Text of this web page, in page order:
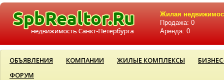
Жилая
Продажа: 0
Аренда: 0
ОБЪЯВЛЕНИЯ КОМПАНИИ ЖИЛЫЕ КОМПЛЕКСЫ
ФОРУМ